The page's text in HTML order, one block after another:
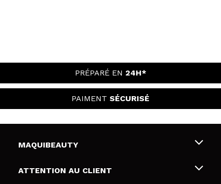
PRÉPARÉ EN 24H*
PAIMENT SÉCURISÉ
MAQUIBEAUTY
Qui sommes nous
ATTENTION AU CLIENT